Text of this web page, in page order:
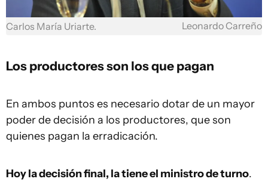
Carlos María Uriarte. Leonardo Carreño
Los productores son los que pagan
En ambos puntos es necesario dotar de un mayor
poder de decisión a los productores, que son
quienes pagan la erradicación.
Hoy la decisión final, la tiene el ministro de turno.